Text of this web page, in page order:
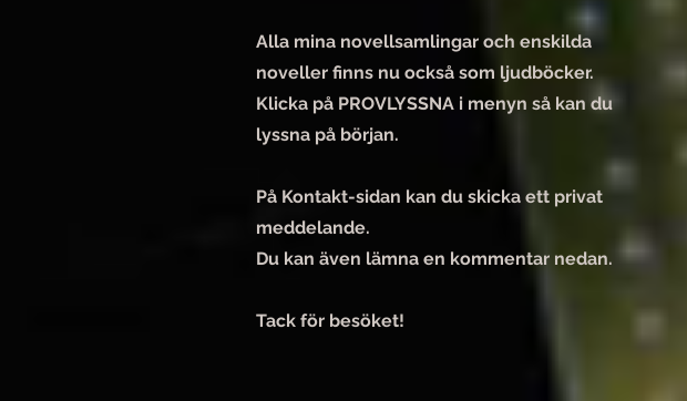
Alla mina novellsamlingar och enskilda
noveller finns nu också som ljudböcker.
Klicka på PROVLYSSNA i menyn så kan du
lyssna på början.
På Kontakt-sidan kan du skicka ett privat
meddelande.
Du kan även lämna en kommentar nedan.
Tack för besöket!